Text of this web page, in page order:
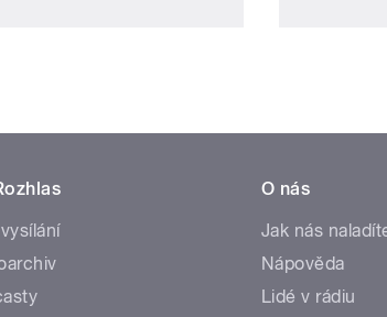
O nás
Jak nás
Nápověda
Lidé v rádiu